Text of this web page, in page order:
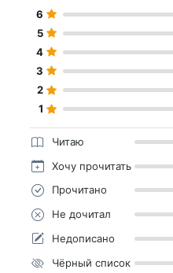
6
5
4
3
2
1
Читаю
Хочу прочитать
Прочитано
Не дочитал
Недописано
Чёрный список